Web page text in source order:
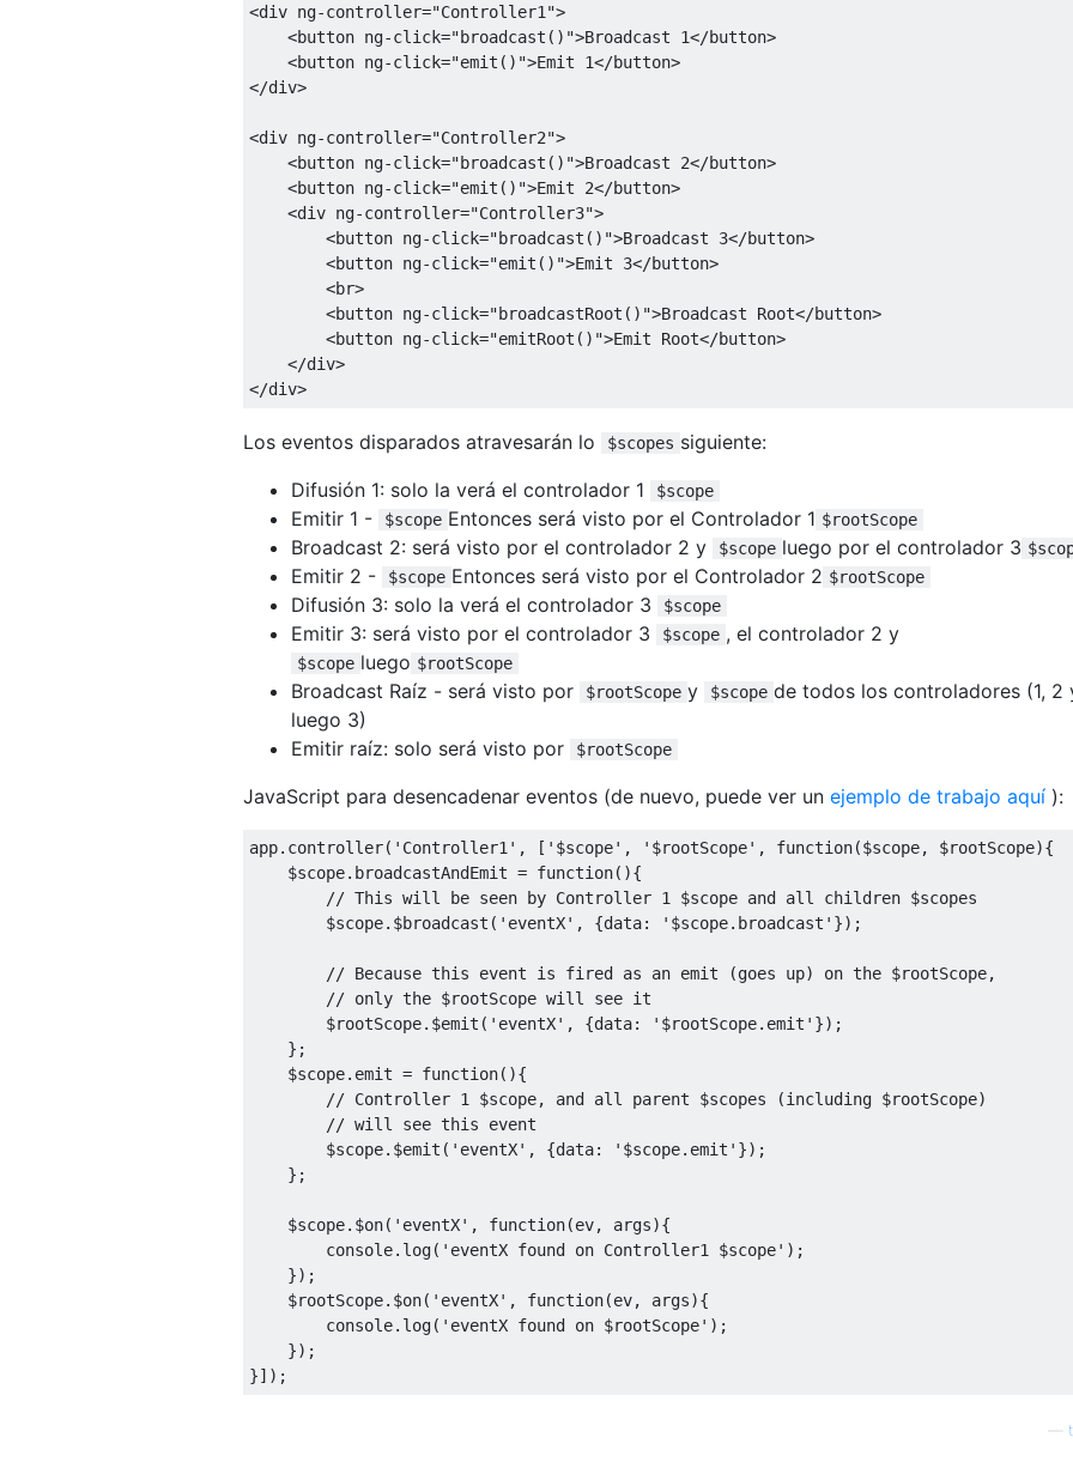
<div ng-controller="Controller1">
<button ng-click="broadcast()">Broadcast 1</button>
<button ng-click="emit()">Emit 1</button>
</div>
<div ng-controller="Controller2">
<button ng-click="broadcast()">Broadcast 2</button>
<button ng-click="emit()">Emit 2</button>
<div ng-controller="Controller3">
<button ng-click="broadcast()">Broadcast 3</button>
<button ng-click="emit()">Emit 3</button>
<br>
<button ng-click="broadcastRoot()">Broadcast Root</button>
<button ng-click="emitRoot()">Emit Root</button>
</div>
</div>
Los eventos disparados atravesarán lo $scopes siguiente:
Difusión 1: solo la verá el controlador 1
$scope
Emitir 1 - $scope Entonces será visto por el Controlador 1 $rootScope
Broadcast 2: será visto por el controlador 2 y $scope luego por el controlador 3
Emitir 2 - $scope Entonces será visto por el Controlador 2 $rootScope
Difusión 3: solo la verá el controlador 3 $scope
Emitir 3: será visto por el controlador 3 $scope , el controlador 2 y
$scope luego $rootScope
Broadcast Raíz - será visto por $rootScope y $scope de todos los controladores (1, 2
luego 3)
Emitir raíz: solo será visto por
$rootScope
JavaScript para desencadenar eventos (de nuevo, puede ver un ejemplo de trabajo aquí ):
app. controller( 'Controller1' , [ '$scope' , '$rootScope' , function($scope, $rootScope){
    $scope
. broadcastAndEmit = function(){
// This will be seen by Controller 1 $scope and all children $scopes
        $scope
. $broadcast ( 'eventX' , {data: '$scope.broadcast' });
// Because this event is fired as an emit (goes up) on the $rootScope,
// only the $rootScope will see it
        $rootScope
. $emit ( 'eventX' , {data: '$rootScope.emit' });
};
    $scope
. emit = function(){
// Controller 1 $scope, and all parent $scopes (including $rootScope)
// will see this event
        $scope
. $emit ( 'eventX' , {data: '$scope.emit' });
};
    $scope
. $on( 'eventX' , function(ev, args){
        console
. log( 'eventX found on Controller1 $scope' );
});
    $rootScope
. $on( 'eventX' , function(ev, args){
        console
. log( 'eventX found on $rootScope' );
});
}]);